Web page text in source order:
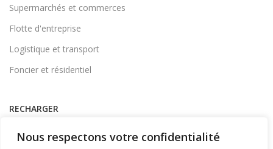
Nous respectons votre confidentialité
Supermarchés et commerces
Flotte d'entreprise
Logistique et transport
Foncier et résidentiel
RECHARGER